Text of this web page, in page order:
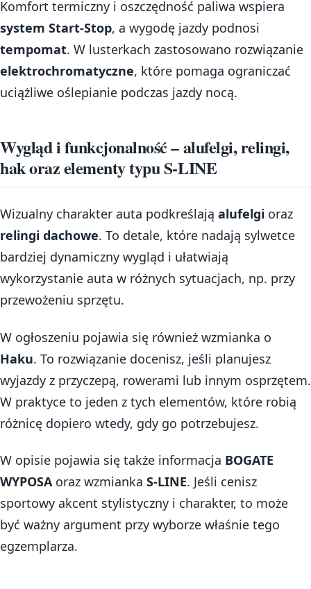
Komfort termiczny i oszczędność paliwa wspiera
system Start-Stop, a wygodę jazdy podnosi
tempomat. W lusterkach zastosowano rozwiązanie
elektrochromatyczne, które pomaga ograniczać
uciążliwe oślepianie podczas jazdy nocą.
Wygląd i funkcjonalność – alufelgi, relingi,
hak oraz elementy typu S-LINE
Wizualny charakter auta podkreślają alufelgi oraz
relingi dachowe. To detale, które nadają sylwetce
bardziej dynamiczny wygląd i ułatwiają
wykorzystanie auta w różnych sytuacjach, np. przy
przewożeniu sprzętu.
W ogłoszeniu pojawia się również wzmianka o
Haku. To rozwiązanie docenisz, jeśli planujesz
wyjazdy z przyczepą, rowerami lub innym osprzętem.
W praktyce to jeden z tych elementów, które robią
różnicę dopiero wtedy, gdy go potrzebujesz.
W opisie pojawia się także informacja BOGATE
WYPOSAoraz wzmianka S-LINE. Jeśli cenisz
sportowy akcent stylistyczny i charakter, to może
być ważny argument przy wyborze właśnie tego
egzemplarza.